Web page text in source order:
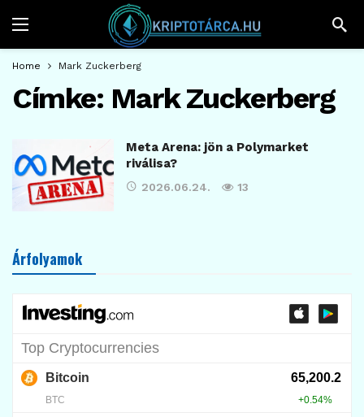
Home Mark Zuckerberg
Címke: Mark Zuckerberg
Meta Arena: jön a Polymarket
riválisa?
2026.06.24. 13
Árfolyamok